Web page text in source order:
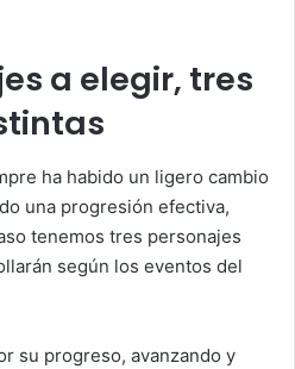
a elegir, tres
ha habido un ligero cambio
una progresión efectiva,
tenemos tres personajes
según los eventos del
su progreso, avanzando y